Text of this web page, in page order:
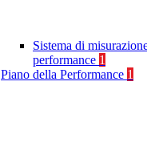
Sistema di
performance 1
Piano della Performance 1